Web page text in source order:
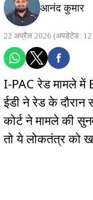
आनंद कुमार
22 अप्रैल 2026 (अपडेटेड: 12
I-PAC रेड मामले में
ईडी ने रेड के दौरान
कोर्ट ने मामले की
तो ये लोकतंत्र को